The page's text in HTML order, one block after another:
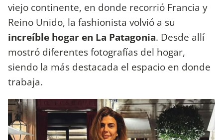
viejo continente, en donde recorrió Francia y
Reino Unido, la fashionista volvió a su
increíble hogar en La Patagonia. Desde allí
mostró diferentes fotografías del hogar,
siendo la más destacada el espacio en donde
trabaja.